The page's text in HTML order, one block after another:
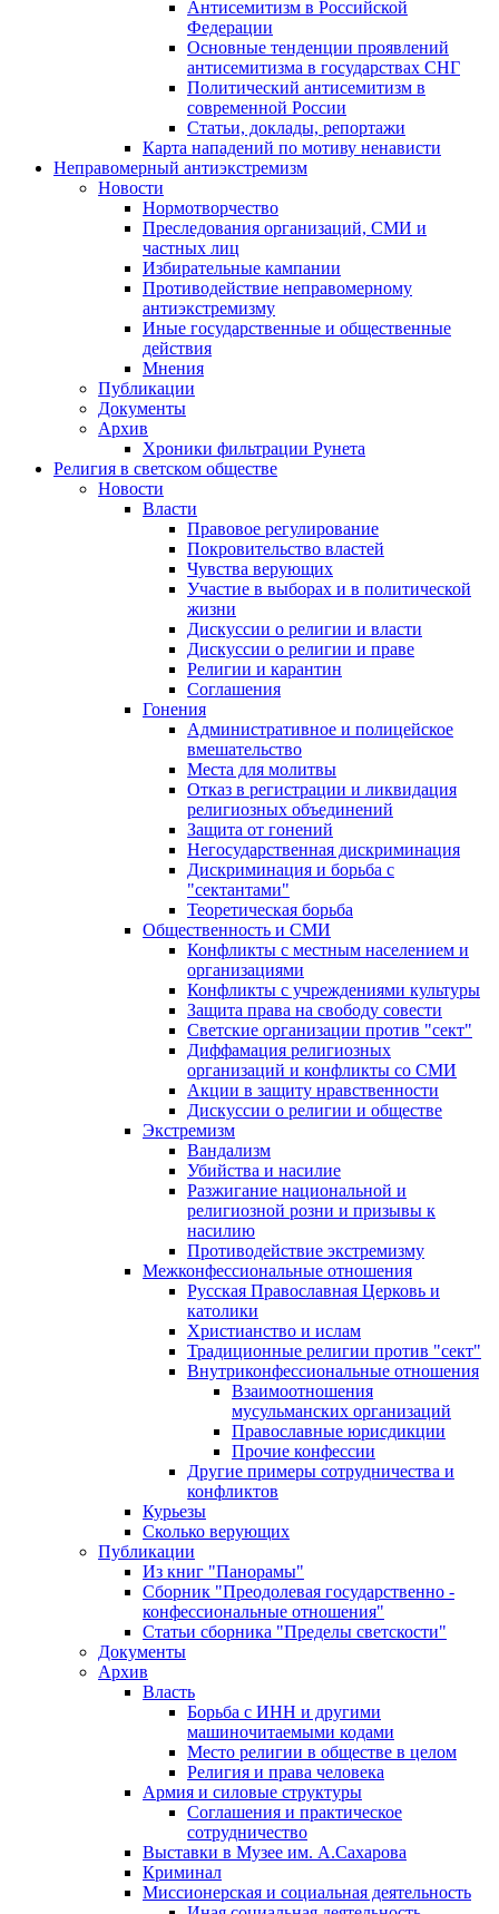
Антисемитизм в Российской
Федерации
Основные тенденции проявлений
антисемитизма в государствах СНГ
Политический антисемитизм в
современной России
Статьи, доклады, репортажи
Карта нападений по мотиву ненависти
Неправомерный антиэкстремизм
Новости
Нормотворчество
Преследования организаций, СМИ и
частных лиц
Избирательные кампании
Противодействие неправомерному
антиэкстремизму
Иные государственные и общественные
действия
Мнения
Публикации
Документы
Архив
Хроники фильтрации Рунета
Религия в светском обществе
Новости
Власти
Правовое регулирование
Покровительство властей
Чувства верующих
Участие в выборах и в политической
жизни
Дискуссии о религии и власти
Дискуссии о религии и праве
Религии и карантин
Соглашения
Гонения
Административное и полицейское
вмешательство
Места для молитвы
Отказ в регистрации и ликвидация
религиозных объединений
Защита от гонений
Негосударственная дискриминация
Дискриминация и борьба с
"сектантами"
Теоретическая борьба
Общественность и СМИ
Конфликты с местным населением и
организациями
Конфликты с учреждениями культуры
Защита права на свободу совести
Светские организации против "сект"
Диффамация религиозных
организаций и конфликты со СМИ
Акции в защиту нравственности
Дискуссии о религии и обществе
Экстремизм
Вандализм
Убийства и насилие
Разжигание национальной и
религиозной розни и призывы к
насилию
Противодействие экстремизму
Межконфессиональные отношения
Русская Православная Церковь и
католики
Христианство и ислам
Традиционные религии против "сект"
Внутриконфессиональные отношения
Взаимоотношения
мусульманских организаций
Православные юрисдикции
Прочие конфессии
Другие примеры сотрудничества и
конфликтов
Курьезы
Сколько верующих
Публикации
Из книг "Панорамы"
Сборник "Преодолевая государственно -
конфессиональные отношения"
Статьи сборника "Пределы светскости"
Документы
Архив
Власть
Борьба с ИНН и другими
машиночитаемыми кодами
Место религии в обществе в целом
Религия и права человека
Армия и силовые структуры
Соглашения и практическое
сотрудничество
Выставки в Музее им. А.Сахарова
Криминал
Миссионерская и социальная деятельность